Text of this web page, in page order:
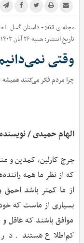
مجله ی 568 - داستان گسل
تاریخ انتشار:شنبه ۲۶ آبان ۱۴۰۳
وقتی
چرا مردم فکر می‌کنند
الهام حمیدی /
جرج کارلین، کمدین و
که از نظر ما همه
از ما کمتر باشد احمق
بسیاری از ماست که
موافق باشند که عاقل
کم‌اطلاع هستند.